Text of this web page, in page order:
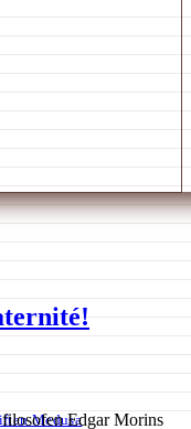
Medusa
filosofen Edgar Morins